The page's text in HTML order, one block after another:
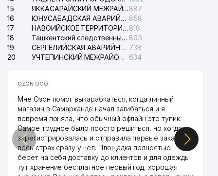
15
ЯККАСАРАЙСКИЙ МЕЖРАЙОННЫЙ СУД ПО ГРАЖДАНСКИМ ДЕЛАМ887
16
ЮНУСАБАДСКАЯ АВАРИЙНАЯ СЛУЖБА ЭЛЕКТРОСЕТИ 858
17
НАВОИЙСКОЕ ТЕРРИТОРИАЛЬНОЕ ПРЕДПРИЯТИЕ ЭЛЕКТРОСЕТИ АО 818
18
Ташкентский следственный изолятор 805
19
СЕРГЕЛИЙСКАЯ АВАРИЙНАЯ СЛУЖБА ЭЛЕКТРОСЕТИ 738
20
УЧТЕПИНСКИЙ МЕЖРАЙОННЫЙ СУД ПО ГРАЖДАНСКИМ ДЕЛАМ 634
OZON ООО
Мне Озон помог выкарабкаться, когда личный
магазин в Самарканде начал загибаться и я
вовремя поняла, что обычный офлайн это тупик.
Самое трудное было просто решиться, но когда
зарегистрировалась и отправила первые заказы,
весь страх сразу ушел. Площадка полностью
берет на себя доставку до клиентов и для одежды
тут хранение бесплатное первый год, хорошая